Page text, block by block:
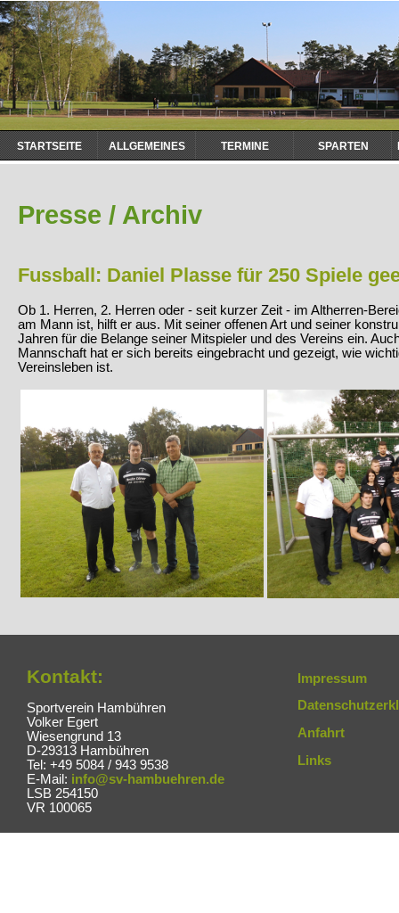
Navigation
überspringen
STARTSEITE ALLGEMEINES TERMINE SPARTEN
Presse / Archiv
Fussball: Daniel Plasse für 250 Spiele
Ob 1. Herren, 2. Herren oder - seit kurzer Zeit - im Altherren-
am Mann ist, hilft er aus. Mit seiner offenen Art und seiner
Jahren für die Belange seiner Mitspieler und des Vereins ein.
Mannschaft hat er sich bereits eingebracht und gezeigt, wie
Vereinsleben ist.
Kontakt:
Sportverein Hambühren
Volker Egert
Wiesengrund 13
D-29313 Hambühren
Tel: +49 5084 / 943 9538
E-Mail: info@sv-hambuehren.de
LSB 254150
VR 100065
Impressum
Anfahrt
Links